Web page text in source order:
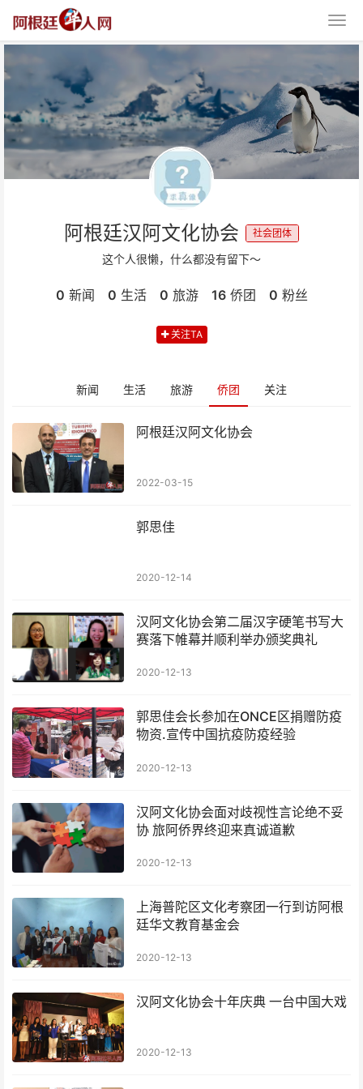
阿根廷汉阿文化协会 社会团体
这个人很懒，什么都没有留下～
0 新闻 0 生活 0 旅游 16 侨团 0 粉丝
关注TA
新闻 生活 旅游 侨团 关注
阿根廷汉阿文化协会
2022-03-15
郭思佳
2020-12-14
汉阿文化协会第二届汉字硬笔书写大
赛落下帷幕并顺利举办颁奖典礼
2020-12-13
郭思佳会长参加在ONCE区捐赠防疫
物资.宣传中国抗疫防疫经验
2020-12-13
汉阿文化协会面对歧视性言论绝不妥
协 旅阿侨界终迎来真诚道歉
2020-12-13
上海普陀区文化考察团一行到访阿根
廷华文教育基金会
2020-12-13
汉阿文化协会十年庆典 一台中国大戏
2020-12-13